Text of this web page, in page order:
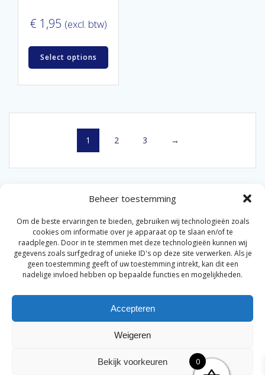
Beheer toestemming
Om de beste ervaringen te bieden, gebruiken wij technologieën zoals
cookies om informatie over je apparaat op te slaan en/of te
raadplegen. Door in te stemmen met deze technologieën kunnen wij
gegevens zoals surfgedrag of unieke ID's op deze site verwerken. Als je
geen toestemming geeft of uw toestemming intrekt, kan dit een
nadelige invloed hebben op bepaalde functies en mogelijkheden.
Accepteren
Weigeren
Bekijk voorkeuren
€ 1,95 (excl. btw)
Select options
1 2 3 →
© 2026 Van der Bel Las en Radiateurenbedrijf.
Privacyverklaring|Cookiebeleid|Retourbeleid|
Algemene voorwaarden voor consumenten
genoemd. Geen officiële samenwerking tenzij anders
0